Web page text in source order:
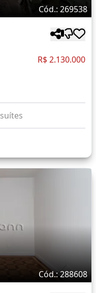
Cód.: 269538
R$ 2.130.000
suítes
Cód.: 288608